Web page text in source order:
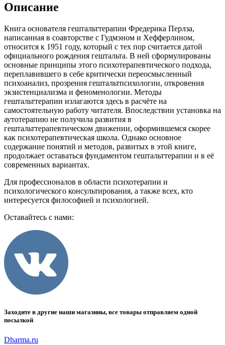
Описание
Книга основателя гештальттерапии Фредерика Перлза,
написанная в соавторстве с Гудмэном и Хефферлином,
относится к 1951 году, который с тех пор считается датой
официального рождения гештальта. В ней сформулированы
основные принципы этого психотерапевтического подхода,
переплавившего в себе критически переосмысленный
психоанализ, прозрения гештальтпсихологии, откровения
экзистенциализма и феноменологии. Методы
гештальттерапии излагаются здесь в расчёте на
самостоятельную работу читателя. Впоследствии установка на
аутотерапию не получила развития в
гештальттерапевтическом движении, оформившемся скорее
как психотерапевтическая школа. Однако основное
содержание понятий и методов, развитых в этой книге,
продолжает оставаться фундаментом гештальттерапии и в её
современных вариантах.
Для профессионалов в области психотерапии и
психологического консультирования, а также всех, кто
интересуется философией и психологией.
Оставайтесь с нами:
Заходите в другие наши магазины, все товары отправляем одной
посылкой
Dharma.ru